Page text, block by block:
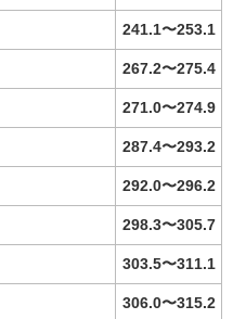
241.1〜253.1
267.2〜275.4
271.0〜274.9
287.4〜293.2
292.0〜296.2
298.3〜305.7
303.5〜311.1
306.0〜315.2